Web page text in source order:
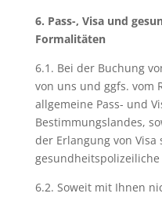
6. Pass-, Visa und
Formalitäten
6.1. Bei der Buchung
von uns und ggfs. vom
allgemeine Pass- und
Bestimmungslandes,
der Erlangung von Visa
6.2. Soweit mit Ihnen